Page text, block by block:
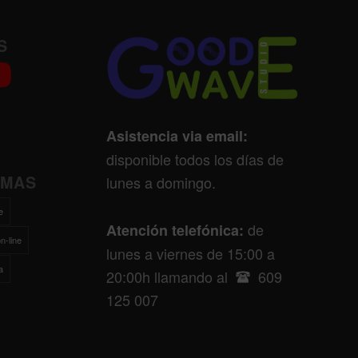
line
Asistencia via email:
disponible todos los días de
lunes a domingo.
Atención telefónica: de
lunes a viernes de 15:00 a
20:00h llamando al
609
125 007